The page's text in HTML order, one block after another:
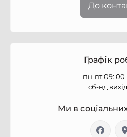
До
Графік
пн-пт 09:
сб-нд
Ми в